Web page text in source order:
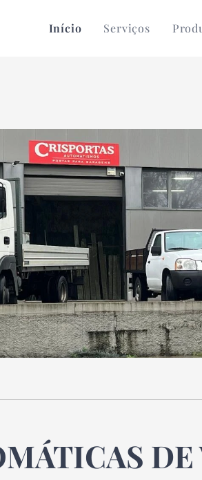
Início Serviços